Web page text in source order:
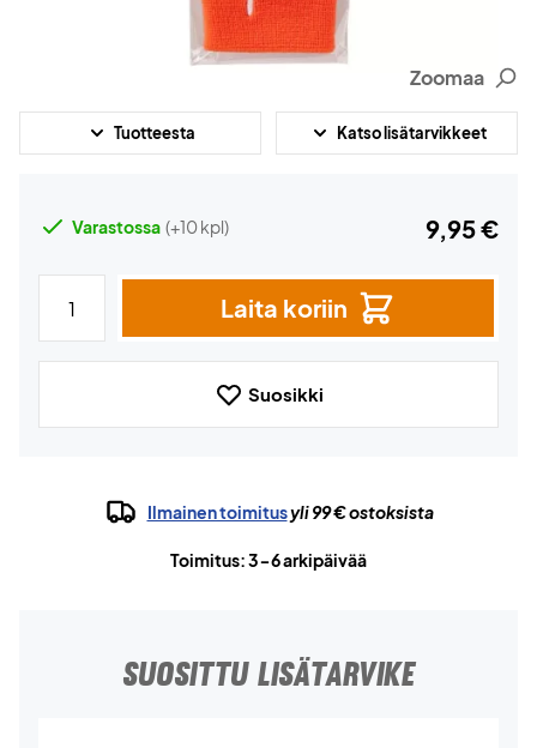
Zoomaa
Tuotteesta Katso lisätarvikkeet
Varastossa (+10 kpl) 9,95 €
Laita koriin
Suosikki
Ilmainen toimitusyli 99 € ostoksista
Toimitus: 3-6 arkipäivää
SUOSITTU LISÄTARVIKE